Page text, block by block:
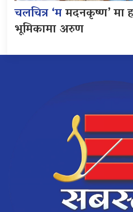
चलचित्र ‘ममदनकृष्ण’ मा
भूमिकामा अरुण